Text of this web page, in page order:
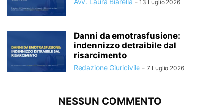
Avv. Laura Biarella - 13 Luglio 2026
Danni da emotrasfusione:
indennizzo detraibile dal
risarcimento
Redazione Giuricivile - 7 Luglio 2026
NESSUN COMMENTO